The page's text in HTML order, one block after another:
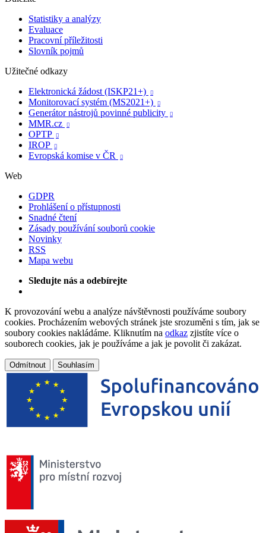
Statistiky a analýzy
Evaluace
Pracovní příležitosti
Slovník pojmů
Užitečné odkazy
Elektronická žádost (ISKP21+)

Monitorovací systém (MS2021+) 
Generátor nástrojů povinné publicity 
MMR.cz 
OPTP 
IROP 
Evropská komise v ČR 
Web
GDPR
Prohlášení o přístupnosti
Snadné čtení
Zásady používání souborů cookie
Novinky
RSS
Mapa webu
Sledujte nás a odebírejte
K provozování webu a analýze návštěvnosti používáme soubory
cookies. Procházením webových stránek jste srozuměni s tím, jak se
soubory cookies nakládáme. Kliknutím na odkaz zjistíte více o
souborech cookies, jak je používáme a jak je povolit či zakázat.
Odmítnout Souhlasím